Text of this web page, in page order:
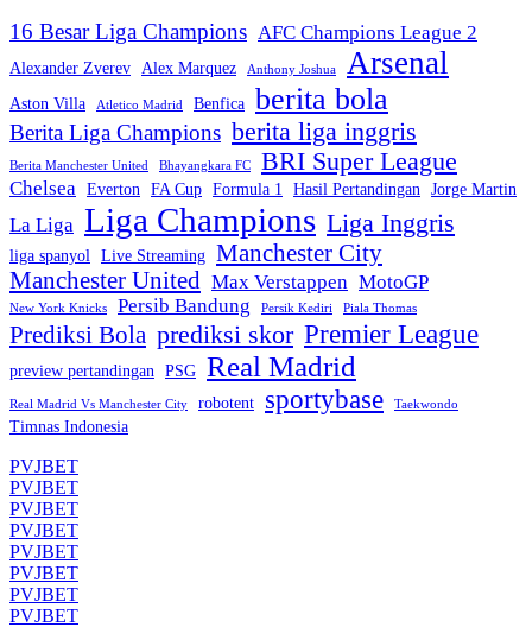
16 Besar Liga Champions AFC Champions League 2
Alexander Zverev Alex Marquez Anthony Joshua Arsenal
Aston Villa Atletico Madrid Benfica berita bola
Berita Liga Champions berita liga inggris
Berita Manchester United Bhayangkara FC BRI Super League
Chelsea Everton FA Cup Formula 1 Hasil Pertandingan Jorge Martin
La Liga Liga Champions Liga Inggris
liga spanyol Live Streaming Manchester City
Manchester United Max Verstappen MotoGP
New York Knicks Persib Bandung Persik Kediri Piala Thomas
Prediksi Bola prediksi skor Premier League
preview pertandingan PSG Real Madrid
Real Madrid Vs Manchester City robotent sportybase Taekwondo
Timnas Indonesia
PVJBET
PVJBET
PVJBET
PVJBET
PVJBET
PVJBET
PVJBET
PVJBET